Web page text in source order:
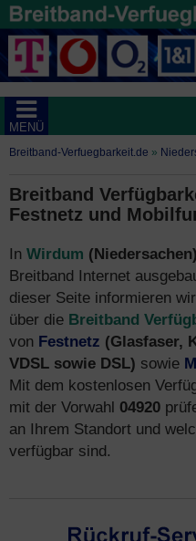
MENÜ
Breitband-Verfuegbarkeit.de »
Breitband
Festnetz und
In Wirdum (Niedersachen)
Breitband Internet
dieser Seite informieren
über die Breitband
von Festnetz (Glasfaser,
VDSL sowie DSL) sowie
Mit dem kostenlosen
mit der Vorwahl 04920
an Ihrem Standort und
verfügbar sind.